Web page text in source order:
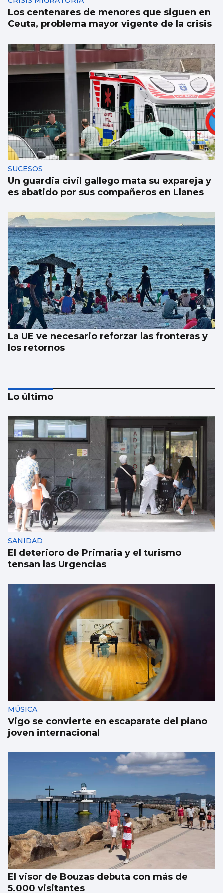
Los centenares de menores que siguen en
Ceuta, problema mayor vigente de la crisis
SUCESOS
Un guardia civil gallego mata su expareja y
es abatido por sus compañeros en Llanes
La UE ve necesario reforzar las fronteras y
los retornos
AVALANCHA EN LA FRONTERA
Marlaska insiste: “No hubo ni informe ni
aviso del CNI”
Lo último
SANIDAD
El deterioro de Primaria y el turismo
tensan las Urgencias
MÚSICA
Vigo se convierte en escaparate del piano
joven internacional
El visor de Bouzas debuta con más de
5.000 visitantes